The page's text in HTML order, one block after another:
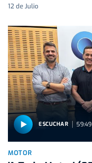
12 de Julio
ESCUCHAR 59:49
MOTOR